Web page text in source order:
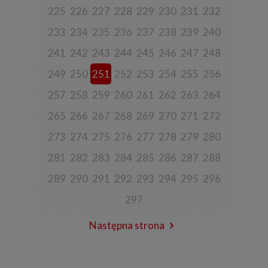
225 226 227 228 229 230 231 232
233 234 235 236 237 238 239 240
241 242 243 244 245 246 247 248
249 250 251 252 253 254 255 256
257 258 259 260 261 262 263 264
265 266 267 268 269 270 271 272
273 274 275 276 277 278 279 280
281 282 283 284 285 286 287 288
289 290 291 292 293 294 295 296
297
Następna strona
Spółka przetwarza również dane, które użytkownik podaje w celu
nazwisko, adres e-mail.
Twoje dane będą przetwarzane do celu:
a) realizacji usługi w oparciu o regulamin korzystania z serwisu, jeśli
użytkownik zarejestruje swoje konto lub skorzysta z usługi
newslettera (podstawa z art. 6 ust. 1 lit. b RODO),
b) dopasowania treści serwisu do zainteresowań użytkownika, a
udoskonalenia usług, będącego realizacją naszego prawnie
c) ewentualnego ustalenia, dochodzenia lub obrony przed
w tym interesu (podstawa z art. 6 ust. 1 lit. f RODO).
świadczenia tych usług. W razie niepodania tych danych usługa nie